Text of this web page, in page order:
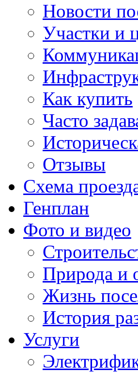
Новости
Участки и
Как купить
Часто
Отзывы
Схема
Генплан
Фото и видео
Природа и
Жизнь
История
Услуги